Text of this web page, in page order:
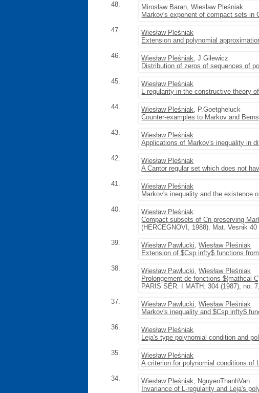
48.
Mirosław Baran,Wiesław Pleśniak
Markov's exponent of compact sets in
47.
Wiesław Pleśniak
Extension and polynomial
46.
Wiesław Pleśniak, J.Gilewicz
Distribution of zeros of sequences of
45.
Wiesław Pleśniak
L-regularity in the constructive theory
44.
Wiesław Pleśniak, P.Goetgheluck
Counter-examples to Markov and
43.
Wiesław Pleśniak
Applications of Markov's inequality in
42.
Wiesław Pleśniak
A Cantor regular set which does not
41.
Wiesław Pleśniak
Markov's inequality and the existence
40.
Wiesław Pleśniak
Compact subsets of Cn preserving
(HERCEGNOVI, 1988). Mat. Vesnik
39.
Wiesław Pawłucki,Wiesław Pleśniak
Extension of $Csp infty$ functions
38.
Wiesław Pawłucki,Wiesław Pleśniak
Prolongement de fonctions ${mathcal
PARIS SÉR. I MATH. 304 (1987), no.
37.
Wiesław Pawłucki,Wiesław Pleśniak
Markov's inequality and $Csp infty$
36.
Wiesław Pleśniak
Leja's type polynomial condition and
35.
Wiesław Pleśniak
A criterion for polynomial conditions of
34.
Wiesław Pleśniak, NguyenThanhVan
Invariance of L-regularity and Leja's